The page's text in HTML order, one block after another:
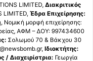
LIMITED, Διακριτικός
LIMITED, Έδρα Επιχείρησης:
μορφή επιχείρησης:
ΑΦΜ – ΔΟΥ: 997434600
Σολωμού 70 & Βάκχου 30
Ιδιοκτήτης:
Διαχειρίστρια: Γεωργία